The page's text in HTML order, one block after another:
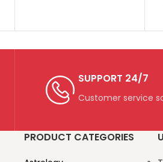
SUPPORT 24/7
Customer service
PRODUCT CATEGORIES